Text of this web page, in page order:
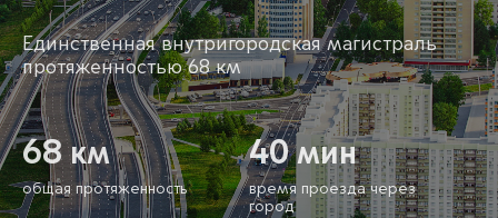
Единственная внутригородская магистраль
протяженностью 68 км
68км
общая протяженность
40мин
время проезда через
город